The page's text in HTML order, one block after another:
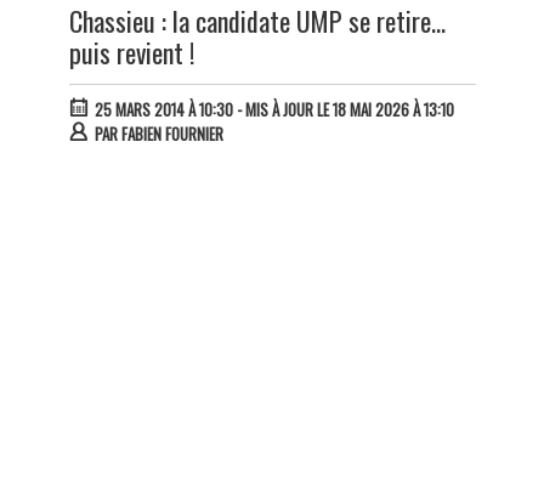
Chassieu : la candidate UMP se retire...
puis revient !
25 MARS 2014 À 10:30- MIS À JOUR LE 18 MAI 2026 À 13:10
PARFABIEN FOURNIER